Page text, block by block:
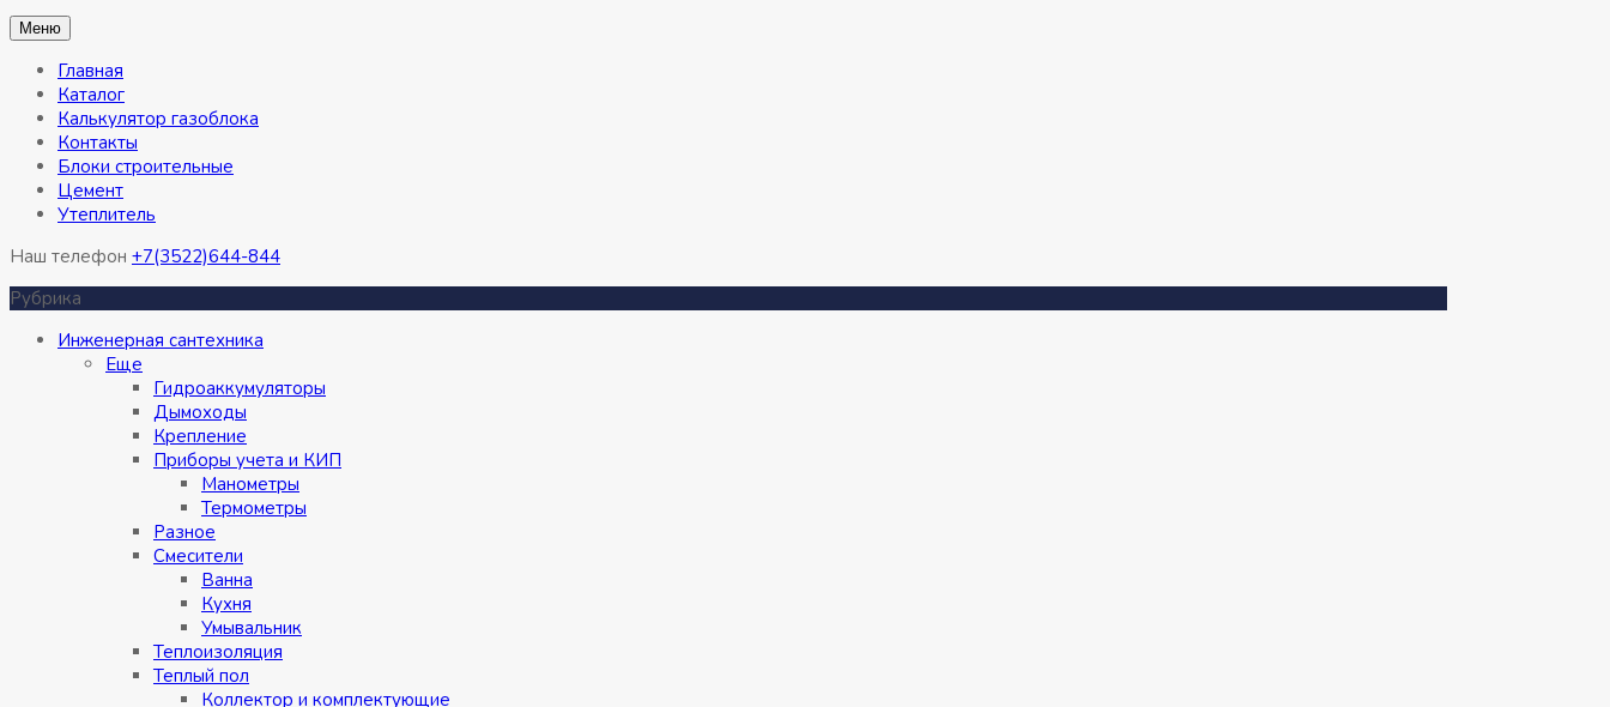
Меню
Главная
Каталог
Калькулятор газоблока
Контакты
Блоки строительные
Цемент
Утеплитель
Наш телефон +7(3522)644-844
Рубрика
Инженерная сантехника
Eще
Гидроаккумуляторы
Дымоходы
Крепление
Приборы учета и КИП
Манометры
Термометры
Разное
Смесители
Ванна
Кухня
Умывальник
Теплоизоляция
Теплый пол
Коллектор и комплектующие